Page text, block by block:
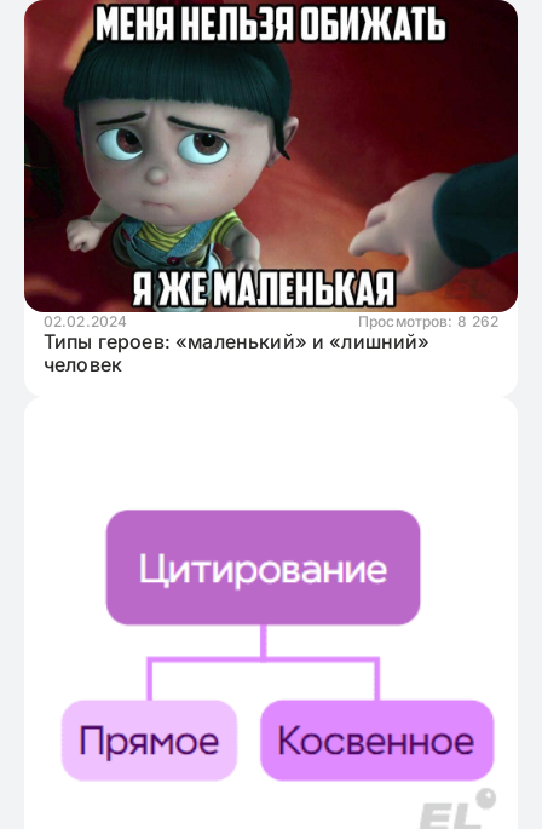
02.02.2024 Просмотров: 8 262
Типы героев: «маленький» и «лишний»
человек